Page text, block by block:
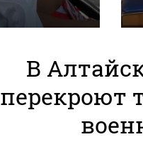
В
перекроют